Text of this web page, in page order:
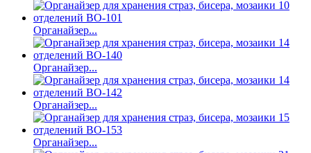
Органайзер...
Органайзер...
Органайзер...
Органайзер...